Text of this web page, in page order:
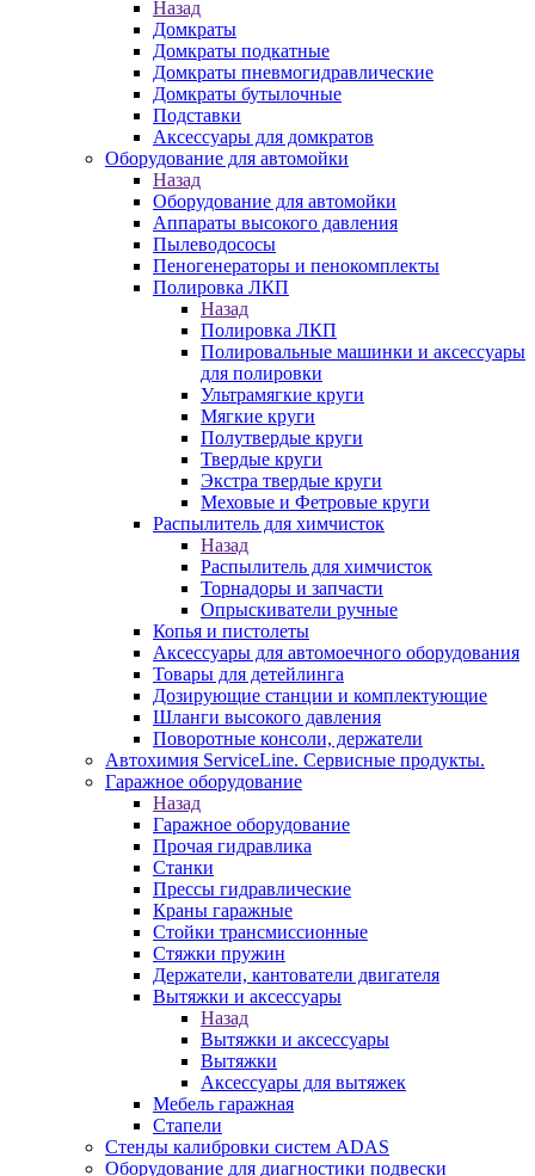
Назад
Домкраты
Домкраты подкатные
Домкраты пневмогидравлические
Домкраты бутылочные
Подставки
Аксессуары для домкратов
Оборудование для автомойки
Назад
Оборудование для автомойки
Аппараты высокого давления
Пылеводососы
Пеногенераторы и пенокомплекты
Полировка ЛКП
Назад
Полировка ЛКП
Полировальные машинки и аксессуары
для полировки
Ультрамягкие круги
Мягкие круги
Полутвердые круги
Твердые круги
Экстра твердые круги
Меховые и Фетровые круги
Распылитель для химчисток
Назад
Распылитель для химчисток
Торнадоры и запчасти
Опрыскиватели ручные
Копья и пистолеты
Аксессуары для автомоечного оборудования
Товары для детейлинга
Дозирующие станции и комплектующие
Шланги высокого давления
Поворотные консоли, держатели
Автохимия ServiceLine. Сервисные продукты.
Гаражное оборудование
Назад
Гаражное оборудование
Прочая гидравлика
Станки
Прессы гидравлические
Краны гаражные
Стойки трансмиссионные
Стяжки пружин
Держатели, кантователи двигателя
Вытяжки и аксессуары
Назад
Вытяжки и аксессуары
Вытяжки
Аксессуары для вытяжек
Мебель гаражная
Стапели
Стенды калибровки систем ADAS
Оборудование для диагностики подвески